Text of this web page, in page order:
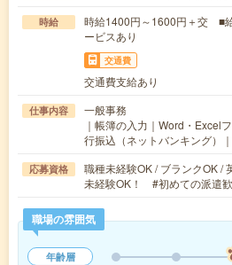
時給
時給1400円～1600円＋交 ■
ービスあり
交通費
交通費支給あり
仕事内容
一般事務
｜帳簿の入力｜Word・Excel
行振込（ネットバンキング）
応募資格
職種未経験OK / ブランクOK /
未経験OK！ #初めての派遣
職場の雰囲気
年齢層